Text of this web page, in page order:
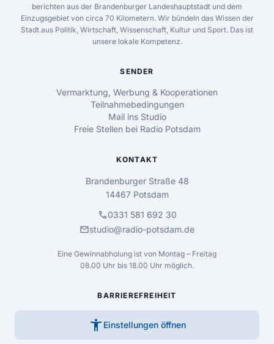
berichten aus der Brandenburger Landeshauptstadt und dem
Einzugsgebiet von circa 70 Kilometern. Wir bündeln das Wissen der
Stadt aus Politik, Wirtschaft, Wissenschaft, Kultur und Sport. Das ist
unsere lokale Kompetenz.
SENDER
Vermarktung, Werbung & Kooperationen
Teilnahmebedingungen
Mail ins Studio
Freie Stellen bei Radio Potsdam
KONTAKT
Brandenburger Straße 48
14467 Potsdam
call0331 581 692 30
mailstudio@radio-potsdam.de
Eine Gewinnabholung ist von Montag – Freitag
08.00 Uhr bis 18.00 Uhr möglich.
BARRIEREFREIHEIT
accessibility_new Einstellungen öffnen